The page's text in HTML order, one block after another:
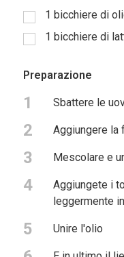
1 bicchiere di
1 bicchiere di
Preparazione
1 Sbattere le
2 Aggiungere la
3 Mescolare e
4
Aggiungete i
leggermente
5 Unire l'olio